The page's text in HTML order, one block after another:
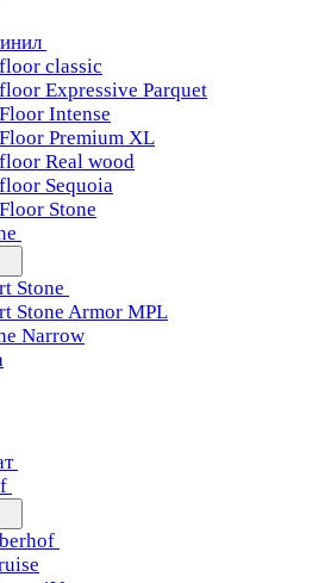
classic
Expressive Parquet
Intense
Premium XL
Real wood
Sequoia
Stone
Stone
Stone Armor MPL
Narrow